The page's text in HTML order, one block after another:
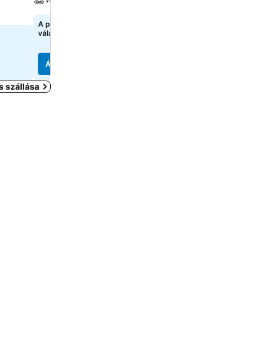
A pontos árak megtekintéséhez
válasszon dátumokat
Árak megjelenítése
szállása